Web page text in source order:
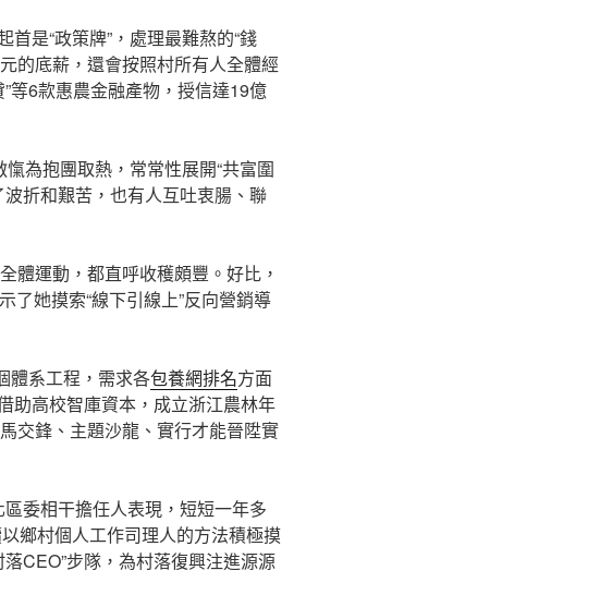
是“政策牌”，處理最難熬的“錢
的底薪，還會按照村所有人全體經
等6款惠農金融產物，授信達19億
為抱團取熱，常常性展開“共富圍
折和艱苦，也有人互吐衷腸、聯
體運動，都直呼收穫頗豐。好比，
了她摸索“線下引線上”反向營銷導
體系工程，需求各包養網排名方面
助高校智庫資本，成立浙江農林年
交鋒、主題沙龍、實行才能晉陞實
區委相干擔任人表現，短短一年多
鄉村個人工作司理人的方法積極摸
CEO”步隊，為村落復興注進源源